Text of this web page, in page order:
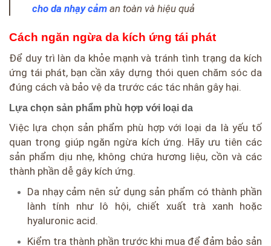
cho da nhạy cảm an toàn và hiệu quả
Cách ngăn ngừa da kích ứng tái phát
Để duy trì làn da khỏe mạnh và tránh tình trạng da kích
ứng tái phát, bạn cần xây dựng thói quen chăm sóc da
đúng cách và bảo vệ da trước các tác nhân gây hại.
Lựa chọn sản phẩm phù hợp với loại da
Việc lựa chọn sản phẩm phù hợp với loại da là yếu tố
quan trọng giúp ngăn ngừa kích ứng. Hãy ưu tiên các
sản phẩm dịu nhẹ, không chứa hương liệu, cồn và các
thành phần dễ gây kích ứng.
Da nhạy cảm nên sử dụng sản phẩm có thành phần
lành tính như lô hội, chiết xuất trà xanh hoặc
hyaluronic acid.
Kiểm tra thành phần trước khi mua để đảm bảo sản